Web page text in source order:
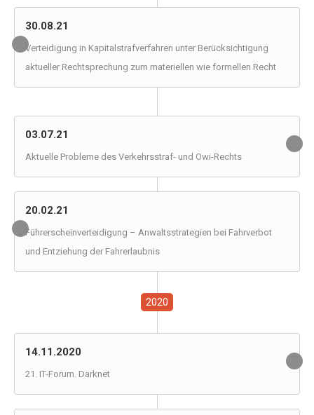
30.08.21
Verteidigung in Kapitalstrafverfahren unter Berücksichtigung
aktueller Rechtsprechung zum materiellen wie formellen Recht
03.07.21
Aktuelle Probleme des Verkehrsstraf- und Owi-Rechts
20.02.21
Führerscheinverteidigung – Anwaltsstrategien bei Fahrverbot
und Entziehung der Fahrerlaubnis
2020
14.11.2020
21. IT-Forum. Darknet